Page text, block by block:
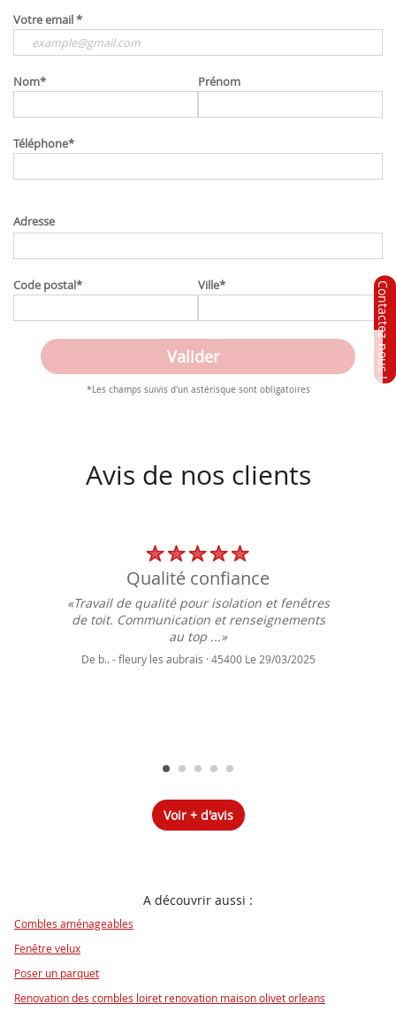
Votre email*
Nom* Prénom
Téléphone*
Adresse
Code postal* Ville*
*Les champs suivis d'un astérisque sont obligatoires
Avis de nos clients
qualité confiance
«Travail de qualité pour isolation et fenêtres
de toit. Communication et renseignements
au top ...»
De b.. - fleury les aubrais · 45400 Le 29/03/2025
Voir + d'avis
A découvrir aussi :
Combles aménageables
Fenêtre velux
Poser un parquet
Renovation des combles loiret renovation maison olivet orleans